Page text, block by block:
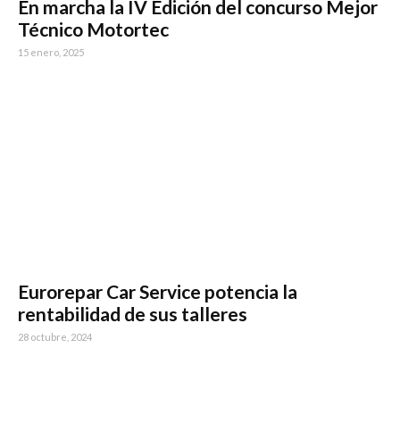
En marcha la IV Edición del concurso Mejor
Técnico Motortec
15 enero, 2025
Eurorepar Car Service potencia la
rentabilidad de sus talleres
28 octubre, 2024